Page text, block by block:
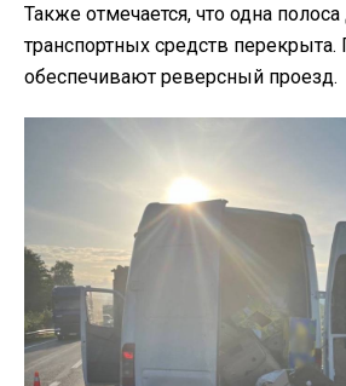
Также отмечается, что одна
транспортных средств
обеспечивают реверсный проезд.